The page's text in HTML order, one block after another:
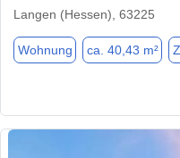
Langen (Hessen), 63225
Wohnung ca. 40,43 m²